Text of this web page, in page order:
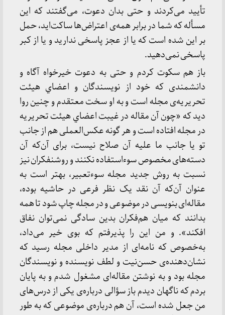
تأیید می‌کردند و حتی بدان دعوت، می‌گفتند که این
مسأله که شما در برابر همه‌ی اعتراض‌ها ساکت‌اید، حمل
بر این شده است که یا از عجز پاسخی ندارید و یا از کبر
پاسخی نمی‌دهید.
باز هم سکوت کردم و حتی به دعوت خیرخواه آگاه و
دانشمندی که خود از نویسندگان و اعضاي هیئت
تحریریه‌ی مجله است و به او سخت معتقدم و چنین روا
دید که «چون آن مقاله در غیبت اعضاي هیئت تحریریه
در مجله افتاده است و هر گونه عکس‌العملی هم از جانب
تو یا جانب ما علیه آن صلاح نیست، برای آن‌که آن
دسته‌های مخصوص سوءاستفاده نکنند و روشنفکران نیز
نسبت به روش جدید مجله سوءتعبیر، بهتر است به
عنوان آن‌که آن نقد یک نظر فرعی در حاشیه بوده،
مقاله‌ای بنویسی در موضوعی و در مجله چاپ شود تا همه
بدانند که میان هم‌فکران بدین سادگی نمی‌توان نفاق
افکند». و من این را پذیرفتم که بوی خیر می‌داد،
به‌خصوص که نامه‌ای از مدیر داخلی مجله رسید که
نشان‌دهنده‌ی حسن‌نیت و لطف نویسنده و نویسندگان
مجله بود و به نوشتن مقاله‌ای مشغول شدم و به پایان
بردم که ناگهان دیدم باز سؤالی درباره‌ی یکی از درس‌های
من جعل شده است، آن هم درباره‌ی موضوعی که به طور